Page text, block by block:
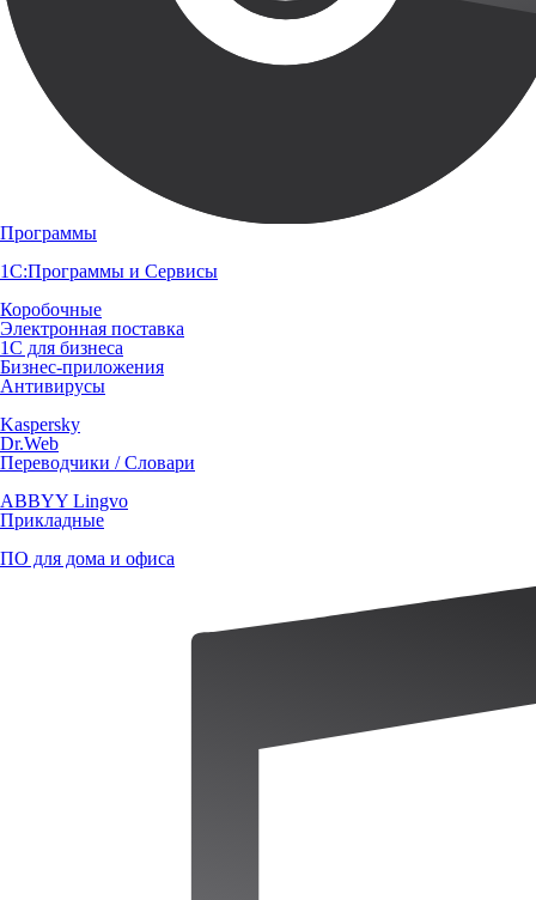
Программы
1С:Программы и Сервисы
Коробочные
Электронная поставка
1С для бизнеса
Бизнес-приложения
Антивирусы
Kaspersky
Dr.Web
Переводчики / Словари
ABBYY Lingvo
Прикладные
ПО для дома и офиса